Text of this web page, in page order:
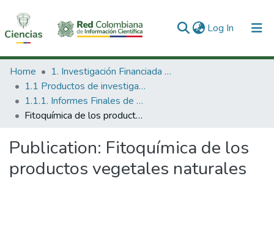
Log In (current)
Communities & Collections
All of DSpace
Statistics
Home
1. Investigación Financiada con Recursos Públicos
1.1 Productos de investigación
1.1.1. Informes Finales de Proyectos de Investigación
Fitoquímica de los productos vegetales naturales
Publication: Fitoquímica de los
productos vegetales naturales